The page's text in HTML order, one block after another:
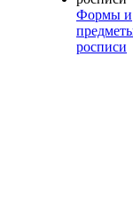
Формы и
росписи